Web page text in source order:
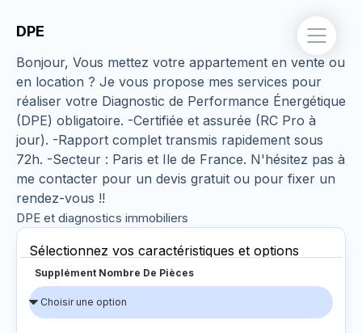
DPE
Bonjour, Vous mettez votre appartement en vente ou
en location ? Je vous propose mes services pour
réaliser votre Diagnostic de Performance Énergétique
(DPE) obligatoire. -Certifiée et assurée (RC Pro à
jour). -Rapport complet transmis rapidement sous
72h. -Secteur : Paris et Ile de France. N'hésitez pas à
me contacter pour un devis gratuit ou pour fixer un
rendez-vous !!
DPE et diagnostics immobiliers
Sélectionnez vos caractéristiques et options
Supplément Nombre De Pièces